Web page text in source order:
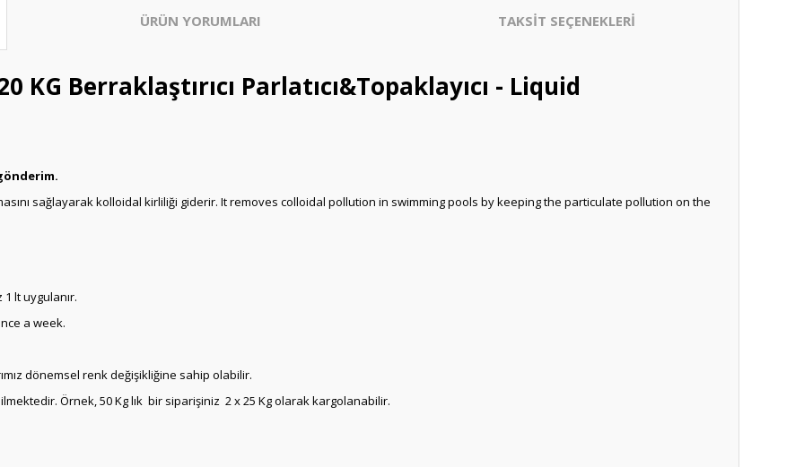
ÜRÜN YORUMLARI TAKSİT SEÇENEKLERİ
KG Berraklaştırıcı Parlatıcı&Topaklayıcı - Liquid
sağlayarak kolloidal kirliliği giderir. It removes colloidal pollution in swimming pools by keeping the particulate pollution on the
lt uygulanır.
a week.
dönemsel renk değişikliğine sahip olabilir.
Örnek, 50 Kg lık bir siparişiniz 2 x 25 Kg olarak kargolanabilir.